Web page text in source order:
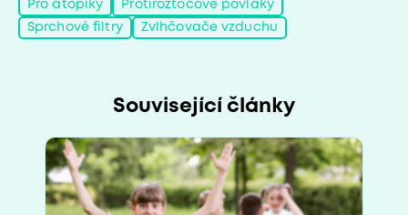
Pro atopiky Protiroztočové povlaky
Sprchové filtry Zvlhčovače vzduchu
Související články